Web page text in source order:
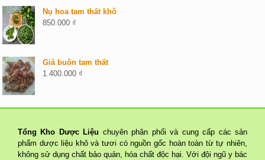
Nụ hoa tam thất khô
850.000 ₫
Giá buôn tam thất
1.400.000 ₫
Tổng Kho Dược Liệu chuyên phân phối và cung cấp các sản
phẩm dược liệu khô và tươi có nguồn gốc hoàn toàn từ tự nhiên,
không sử dụng chất bảo quản, hóa chất độc hại. Với đội ngũ y bác